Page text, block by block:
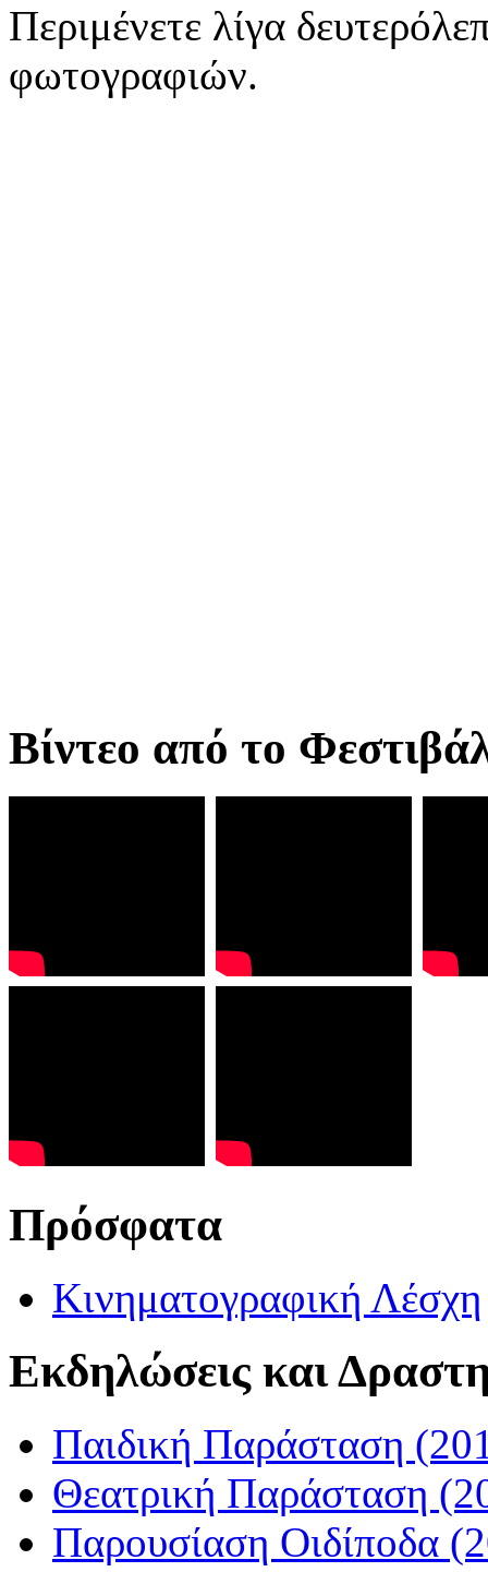
Περιμένετε λίγα
φωτογραφιών.
Βίντεο από το
Πρόσφατα
Κινηματoγραφική Λέσχη
Εκδηλώσεις και
Παιδική Παράσταση
Θεατρική Παράσταση
Παρουσίαση Οιδίποδα